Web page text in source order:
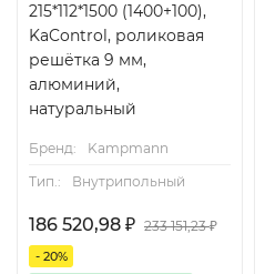
215*112*1500 (1400+100),
KaControl, роликовая
решётка 9 мм,
алюминий,
натуральный
Бренд:
Kampmann
Тип.:
Внутрипольный
186 520,98 ₽ 233 151,23₽
- 20%